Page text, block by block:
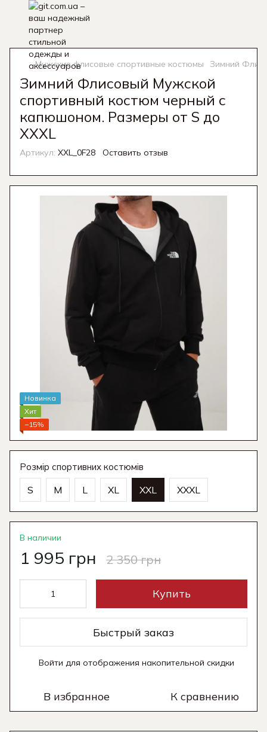
Мужские флисовые спортивные костюмы Зимний
Зимний Флисовый Мужской
спортивный костюм черный с
капюшоном. Размеры от S до
XXXL
Артикул: XXL_0F28 Оставить отзыв
Новинка
Хит
−15%
Розмір спортивних костюмів
S M L XL XXL XXXL
В наличии
1 995 грн 2 350 грн
Купить
Быстрый заказ
Войти для отображения накопительной скидки
В избранное К сравнению